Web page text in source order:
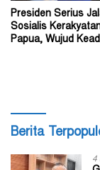
Presiden Serius
Sosialis
Papua, Wujud
Berita
4